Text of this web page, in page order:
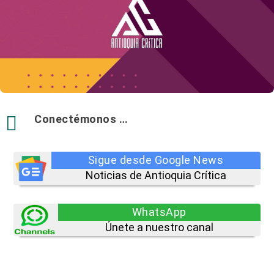
 Conectémonos …
Sigue desde Google News
Noticias de Antioquia Crítica
WhatsApp
Únete a nuestro canal